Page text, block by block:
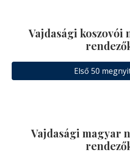
Vajdasági koszovói
Első 50
Vajdasági magyar